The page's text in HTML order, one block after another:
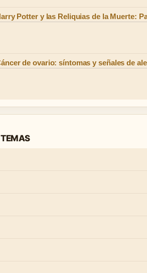
Potter y las Reliquias de la Muerte:
de ovario: síntomas y señales de